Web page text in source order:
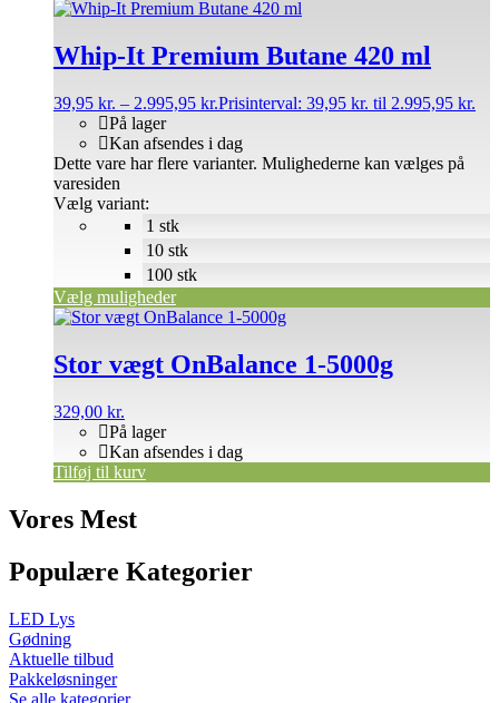
Whip-It Premium Butane 420 ml
39,95 kr. – 2.995,95 kr.Prisinterval: 39,95 kr. til 2.995,95 kr.
På lager
Kan afsendes i dag
Vælg variant:
Vælg muligheder
Dette vare har flere varianter. Mulighederne kan vælges på
varesiden
1 stk
10 stk
100 stk
Stor vægt OnBalance 1-5000g
329,00 kr.
På lager
Kan afsendes i dag
Tilføj til kurv
Vores Mest
Populære Kategorier
LED Lys
Gødning
Aktuelle tilbud
Pakkeløsninger
Se alle kategorier